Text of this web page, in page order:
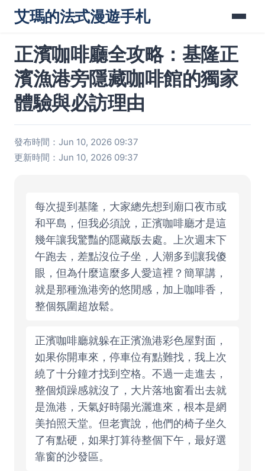
艾瑪的法式漫遊手札
正濱咖啡廳全攻略：基隆正
濱漁港旁隱藏咖啡館的獨家
體驗與必訪理由
發布時間：Jun 10, 2026 09:37
更新時間：Jun 10, 2026 09:37
每次提到基隆，大家總先想到廟口夜市或
和平島，但我必須說，正濱咖啡廳才是這
幾年讓我驚豔的隱藏版去處。上次週末下
午跑去，差點沒位子坐，人潮多到讓我傻
眼，但為什麼這麼多人愛這裡？簡單講，
就是那種漁港旁的悠閒感，加上咖啡香，
整個氛圍超放鬆。
正濱咖啡廳就躲在正濱漁港彩色屋對面，
如果你開車來，停車位有點難找，我上次
繞了十分鐘才找到空格。不過一走進去，
整個煩躁感就沒了，大片落地窗看出去就
是漁港，天氣好時陽光灑進來，根本是網
美拍照天堂。但老實說，他們的椅子坐久
了有點硬，如果打算待整個下午，最好選
靠窗的沙發區。